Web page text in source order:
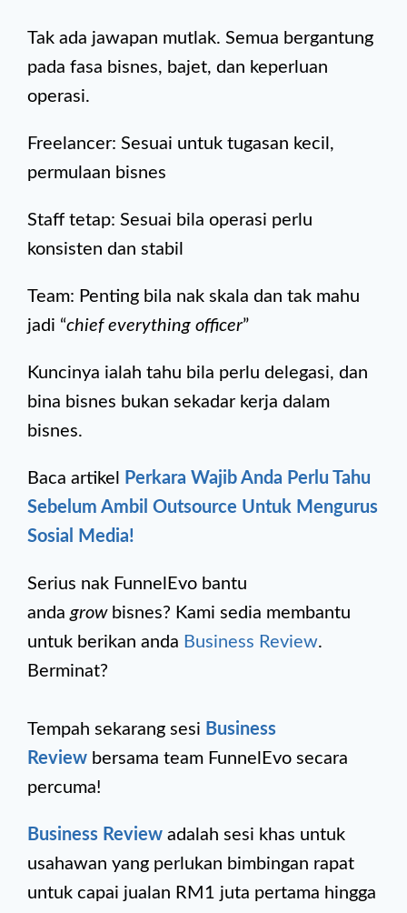
Tak ada jawapan mutlak. Semua bergantung
pada fasa bisnes, bajet, dan keperluan
operasi.
Freelancer: Sesuai untuk tugasan kecil,
permulaan bisnes
Staff tetap: Sesuai bila operasi perlu
konsisten dan stabil
Team: Penting bila nak skala dan tak mahu
jadi “chief everything officer”
Kuncinya ialah tahu bila perlu delegasi, dan
bina bisnes bukan sekadar kerja dalam
bisnes.
Baca artikel
Perkara Wajib Anda Perlu Tahu
Sebelum Ambil Outsource Untuk Mengurus
Sosial Media!
Serius nak FunnelEvo bantu
andagrow bisnes? Kami sedia membantu
untuk berikan anda Business Review.
Berminat?
Tempah sekarang sesi Business
Review bersama team FunnelEvo secara
percuma!
Business Review adalah sesi khas untuk
usahawan yang perlukan bimbingan rapat
untuk capai jualan RM1 juta pertama hingga